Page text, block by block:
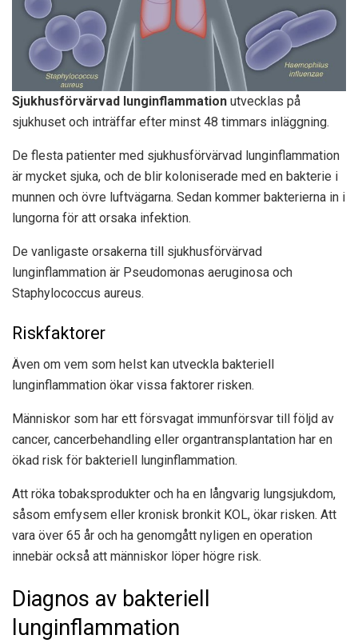
Sjukhusförvärvad lunginflammation utvecklas på
sjukhuset och inträffar efter minst 48 timmars inläggning.
De flesta patienter med sjukhusförvärvad lunginflammation
är mycket sjuka, och de blir koloniserade med en bakterie i
munnen och övre luftvägarna. Sedan kommer bakterierna in i
lungorna för att orsaka infektion.
De vanligaste orsakerna till sjukhusförvärvad
lunginflammation är Pseudomonas aeruginosa och
Staphylococcus aureus.
Riskfaktorer
Även om vem som helst kan utveckla bakteriell
lunginflammation ökar vissa faktorer risken.
Människor som har ett försvagat immunförsvar till följd av
cancer, cancerbehandling eller organtransplantation har en
ökad risk för bakteriell lunginflammation.
Att röka tobaksprodukter och ha en långvarig lungsjukdom,
såsom emfysem eller kronisk bronkit KOL, ökar risken. Att
vara över 65 år och ha genomgått nyligen en operation
innebär också att människor löper högre risk.
Diagnos av bakteriell
lunginflammation